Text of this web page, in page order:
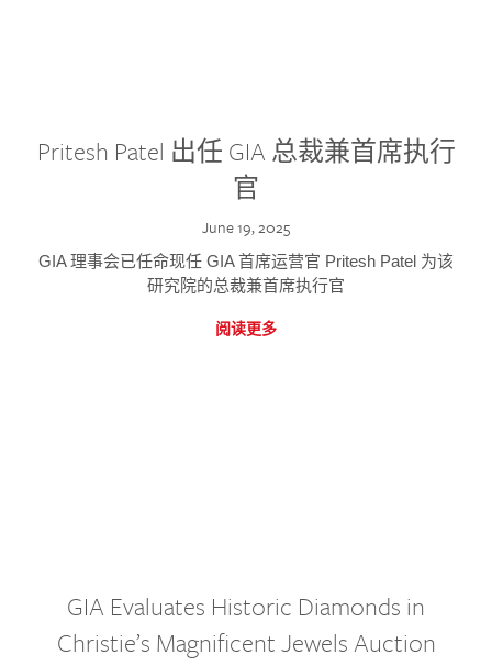
Pritesh Patel 出任 GIA 总裁兼首席执行
官
June 19, 2025
GIA 理事会已任命现任 GIA 首席运营官 Pritesh Patel 为该
研究院的总裁兼首席执行官
阅读更多
GIA Evaluates Historic Diamonds in
Christie’s Magnificent Jewels Auction